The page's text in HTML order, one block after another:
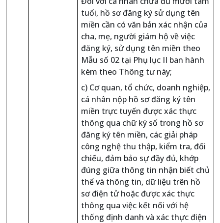
tuổi, hồ sơ đăng ký sử dụng tên
miền cần có văn bản xác nhận của
cha, mẹ, người giám hộ về việc
đăng ký, sử dụng tên miền theo
Mẫu số 02 tại Phụ lục II ban hành
kèm theo Thông tư này;
c) Cơ quan, tổ chức, doanh nghiệp,
cá nhân nộp hồ sơ đăng ký tên
miền trực tuyến được xác thực
thông qua chữ ký số trong hồ sơ
đăng ký tên miền, các giải pháp
công nghệ thu thập, kiểm tra, đối
chiếu, đảm bảo sự đầy đủ, khớp
đúng giữa thông tin nhận biết chủ
thể và thông tin, dữ liệu trên hồ
sơ điện tử hoặc được xác thực
thông qua việc kết nối với hệ
thống định danh và xác thực điện